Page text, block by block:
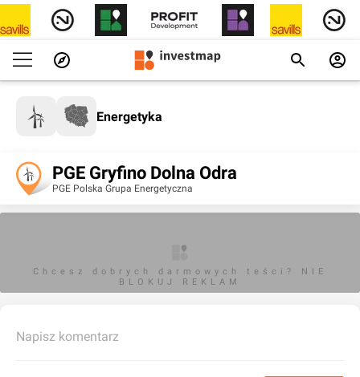
Energetyka
PGE Gryfino Dolna Odra
PGE Polska Grupa Energetyczna
Chcesz dobrych darmowych teści? NIE
BLOKUJ REKLAM
Napisz komentarz